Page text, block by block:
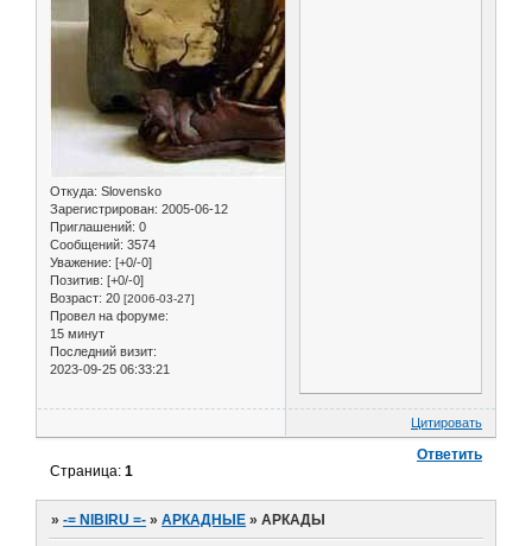
Откуда: Slovensko
Зарегистрирован: 2005-06-12
Приглашений: 0
Сообщений: 3574
Уважение: [+0/-0]
Позитив: [+0/-0]
Возраст: 20 [2006-03-27]
Провел на форуме:
15 минут
Последний визит:
2023-09-25 06:33:21
Цитировать
Ответить
Страница:1
»-= NIBIRU =- »АРКАДНЫЕ »АРКАДЫ